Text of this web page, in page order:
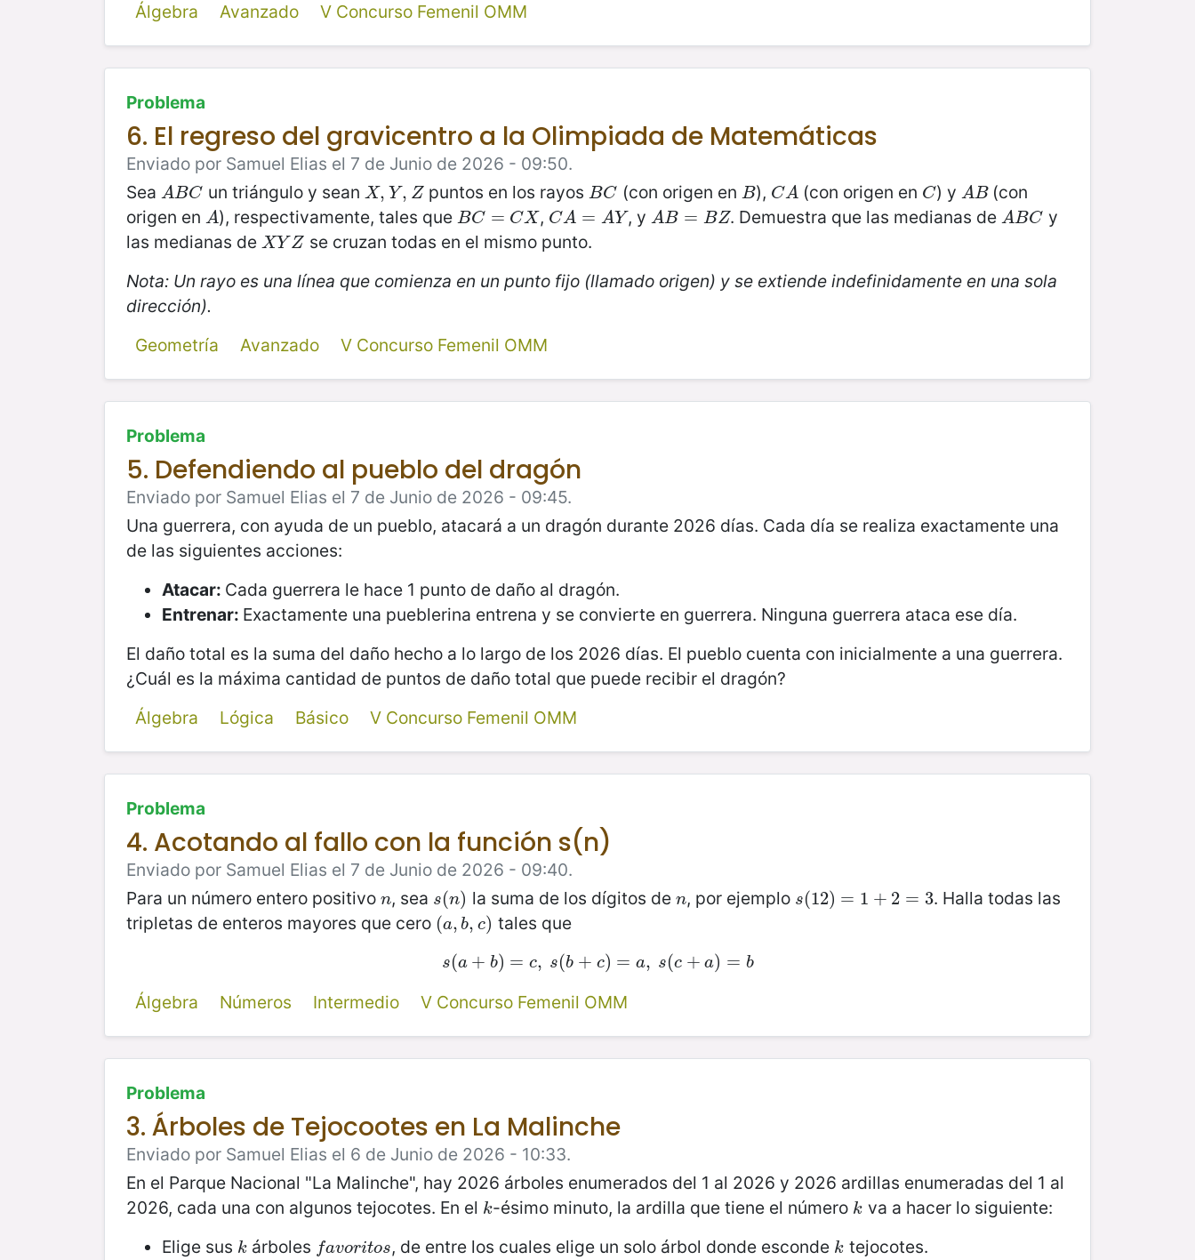
Álgebra Avanzado V Concurso Femenil OMM
Problema
6. El regreso del gravicentro a la Olimpiada de Matemáticas
Enviado por Samuel Elias el 7 de Junio de 2026 - 09:50.
Sea ABC
ABC un triángulo y sean X, Y, Z
X,Y,Z puntos en los rayosBC
BC (con origen en B
B), CA
CA(con origen en C
C) y AB
AB (con
origen en A
A), respectivamente, tales que BC = CX
BC= CX , CA = AY
CA=AY , yAB = BZ
AB=BZ . Demuestra que las medianas deABC
ABC y
las medianas de XY Z
XYZ
se cruzan todas en el mismo punto.
Nota: Un rayo es una línea que comienza en un punto fijo (llamado origen) y se extiende indefinidamente en una sola
dirección).
Geometría
Avanzado V Concurso Femenil OMM
Problema
5. Defendiendo al pueblo del dragón
Enviado por Samuel Elias el 7 de Junio de 2026 - 09:45.
Una guerrera, con ayuda de un pueblo, atacará a un dragón durante 2026 días. Cada día se realiza exactamente una
de las siguientes acciones:
Atacar: Cada guerrera le hace 1 punto de daño al dragón.
Entrenar: Exactamente una pueblerina entrena y se convierte en guerrera. Ninguna guerrera ataca ese día.
El daño total es la suma del daño hecho a lo largo de los 2026 días. El pueblo cuenta con inicialmente a una guerrera.
¿Cuál es la máxima cantidad de puntos de daño total que puede recibir el dragón?
Álgebra
Lógica Básico V Concurso Femenil OMM
Problema
4. Acotando al fallo con la función s(n)
Enviado por Samuel Elias el 7 de Junio de 2026 - 09:40.
Para un número entero positivo n
n, sea s(n)
s(n) la suma de los dígitos de n
n, por ejemplo s(12) = 1 + 2 = 3
s(12) =1 +2= 3
. Halla todas las
tripletas de enteros mayores que cero (a, b, c)
(a,b,c) tales que
s(a + b) = c, s(b + c) = a, s(c + a) = b
s (a+b )=c, s( b+c) =a , s c+a)=b
Álgebra
Números Intermedio V Concurso Femenil OMM
Problema
3. Árboles de Tejocootes en La Malinche
Enviado por Samuel Elias el 6 de Junio de 2026 - 10:33.
En el Parque Nacional "La Malinche", hay 2026 árboles enumerados del 1 al 2026 y 2026 ardillas enumeradas del 1 al
2026, cada una con algunos tejocotes. En el k
k-ésimo minuto, la ardilla que tiene el número k
k va a hacer lo siguiente:
Elige sus k
k árboles favoritos
favoritos , de entre los cuales elige un solo árbol donde esconde k
k tejocotes.